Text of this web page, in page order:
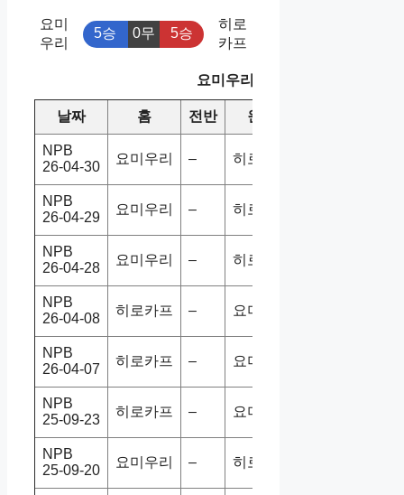
요미
우리
5승 0무 5승
히로
카프
요미우리 vs 히로카프 상대전적
날짜 홈 전반 원정
NPB
26-04-30
요미우리 – 히로카프
NPB
26-04-29
요미우리 – 히로카프
NPB
26-04-28
요미우리 – 히로카프
NPB
26-04-08
히로카프 – 요미우리
NPB
26-04-07
히로카프 – 요미우리
NPB
25-09-23
히로카프 – 요미우리
NPB
25-09-20
요미우리 – 히로카프